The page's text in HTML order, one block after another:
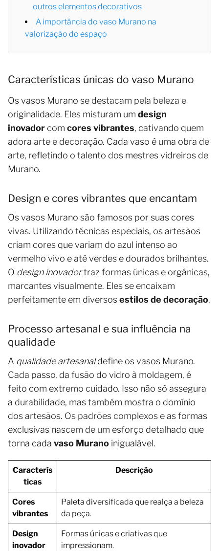
outros elementos decorativos
A importância do vaso Murano na
valorização do espaço
Características únicas do vaso Murano
Os vasos Murano se destacam pela beleza e
originalidade. Eles misturam um design
inovador com cores vibrantes, cativando quem
adora arte e decoração. Cada vaso é uma obra de
arte, refletindo o talento dos mestres vidreiros de
Murano.
Design e cores vibrantes que encantam
Os vasos Murano são famosos por suas cores
vivas. Utilizando técnicas especiais, os artesãos
criam cores que variam do azul intenso ao
vermelho vivo e até verdes e dourados brilhantes.
O design inovadortraz formas únicas e orgânicas,
marcantes visualmente. Eles se encaixam
perfeitamente em diversosestilos de decoração.
Processo artesanal e sua influência na
qualidade
A qualidade artesanaldefine os vasos Murano.
Cada passo, da fusão do vidro à moldagem, é
feito com extremo cuidado. Isso não só assegura
a durabilidade, mas também mostra o domínio
dos artesãos. Os padrões complexos e as formas
exclusivas nascem de um esforço detalhado que
torna cada vaso Murano inigualável.
Caracterís
ticas
Descrição
Cores
vibrantes
Paleta diversificada que realça a beleza
da peça.
Design
inovador
Formas únicas e criativas que
impressionam.